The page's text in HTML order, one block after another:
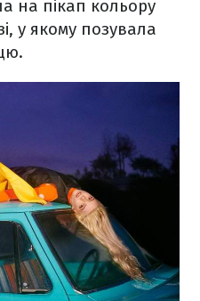
на пікап кольору
у якому позувала